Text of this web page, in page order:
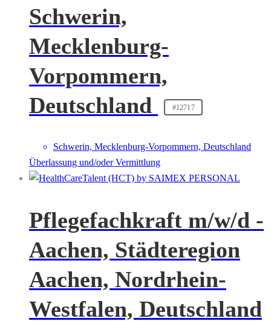
Schwerin,
Mecklenburg-
Vorpommern,
Deutschland
#12717
Schwerin, Mecklenburg-Vorpommern, Deutschland
Überlassung und/oder Vermittlung
Pflegefachkraft m/w/d -
Aachen, Städteregion
Aachen, Nordrhein-
Westfalen, Deutschland